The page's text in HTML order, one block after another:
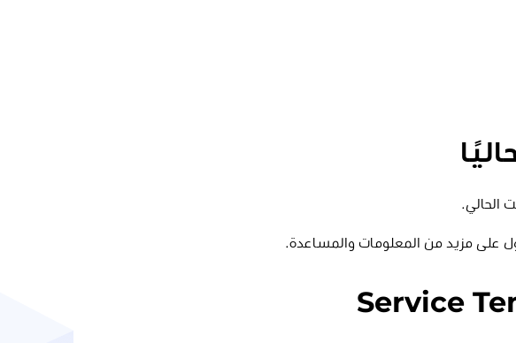
الحالي.
على مزيد من المعلومات والمساعدة.
Service